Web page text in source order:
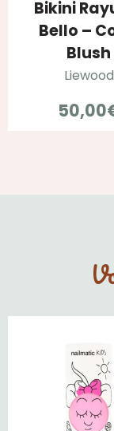
Bikini
Bello –
Blush
Liewood
50,00